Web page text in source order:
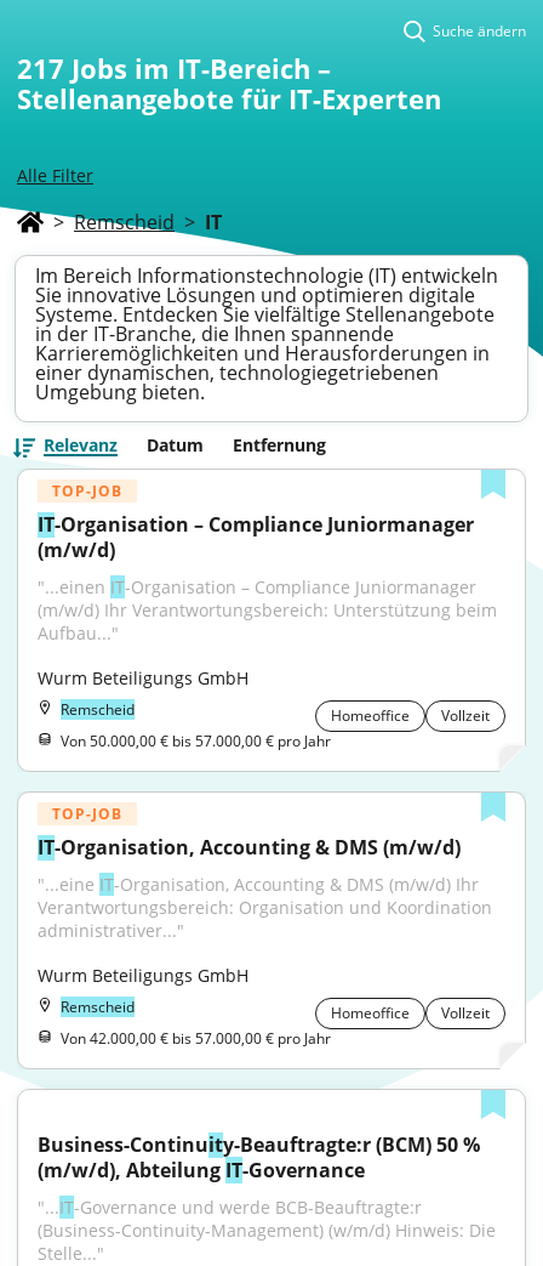
Alle Filter
Suche ändern
217 Jobs im IT-Bereich –
Stellenangebote für IT-Experten
> Remscheid > IT
Im Bereich Informationstechnologie (IT) entwickeln
Sie innovative Lösungen und optimieren digitale
Systeme. Entdecken Sie vielfältige Stellenangebote
in der IT-Branche, die Ihnen spannende
Karrieremöglichkeiten und Herausforderungen in
einer dynamischen, technologiegetriebenen
Umgebung bieten.
Relevanz Datum Entfernung
TOP-JOB
IT-Organisation – Compliance Juniormanager
(m/w/d)
"...einen IT-Organisation – Compliance Juniormanager
(m/w/d) Ihr Verantwortungsbereich: Unterstützung beim
Aufbau..."
Wurm Beteiligungs GmbH
Remscheid Homeoffice
Vollzeit
Von 50.000,00 € bis 57.000,00 € pro Jahr
TOP-JOB
IT-Organisation, Accounting & DMS (m/w/d)
"...eine IT-Organisation, Accounting & DMS (m/w/d) Ihr
Verantwortungsbereich: Organisation und Koordination
administrativer..."
Wurm Beteiligungs GmbH
Remscheid Homeoffice
Vollzeit
Von 42.000,00 € bis 57.000,00 € pro Jahr
Business-Continuity-Beauftragte:r (BCM) 50 %
(m/w/d), Abteilung IT-Governance
"...IT-Governance und werde BCB-Beauftragte:r
(Business-Continuity-Management) (w/m/d) Hinweis: Die
Stelle..."